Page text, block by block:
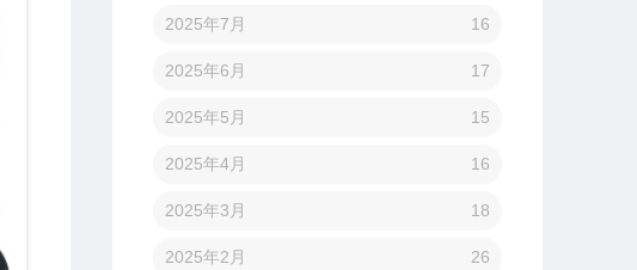
2025年7月 16
2025年6月 17
2025年5月 15
2025年4月 16
2025年3月 18
2025年2月 26